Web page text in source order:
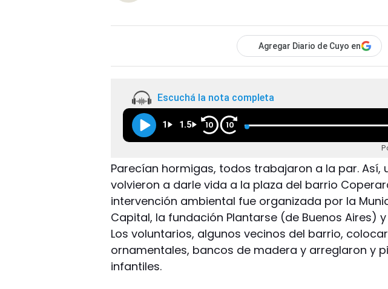
Agregar Diario de Cuyo en
Escuchá la nota completa
1 1.5 10 10
Parecían hormigas, todos trabajaron a la par. Así,
volvieron a darle vida a la plaza del barrio
intervención ambiental fue organizada por la
Capital, la fundación Plantarse (de Buenos Aires)
Los voluntarios, algunos vecinos del barrio,
ornamentales, bancos de madera y arreglaron y
infantiles.